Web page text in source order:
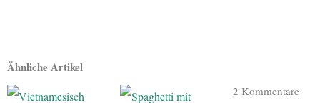
Ähnliche Artikel
2 Kommentare